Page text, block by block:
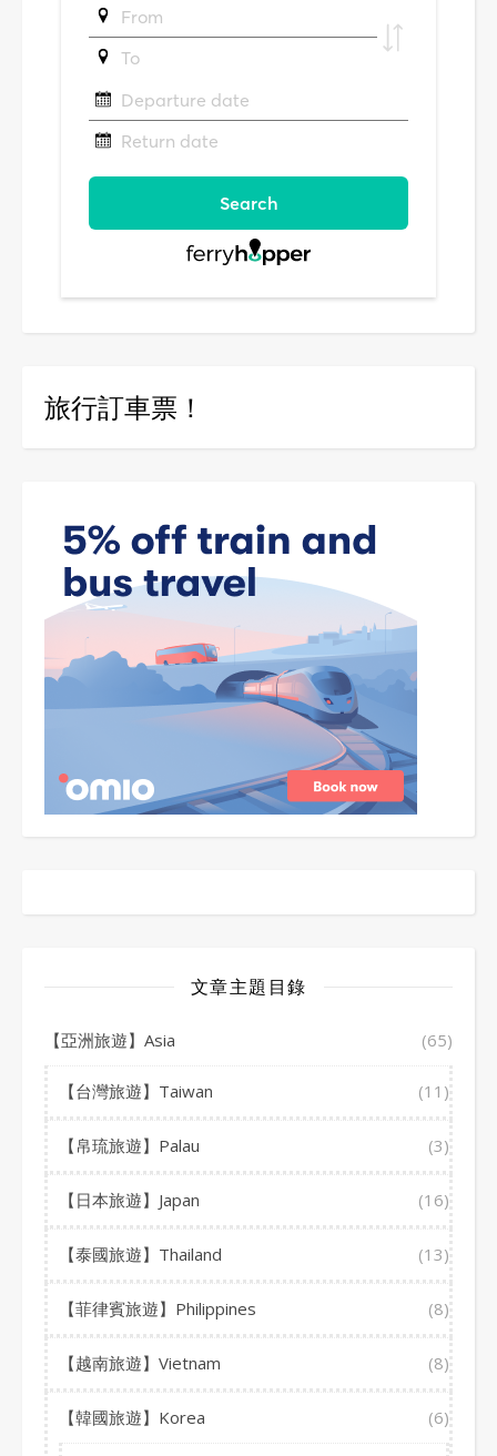
旅行訂車票！
文章主題目錄
【亞洲旅遊】Asia (65)
【台灣旅遊】Taiwan (11)
【帛琉旅遊】Palau (3)
【日本旅遊】Japan (16)
【泰國旅遊】Thailand (13)
【菲律賓旅遊】Philippines (8)
【越南旅遊】Vietnam (8)
【韓國旅遊】Korea (6)